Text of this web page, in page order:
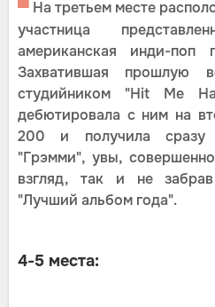
▀ На третьем месте
участница
американская инди-поп
Захватившая прошлую
студийником "Hit Me
дебютировала с ним на
200 и получила
"Грэмми", увы,
взгляд, так и не
"Лучший альбом года".
4-5 места: